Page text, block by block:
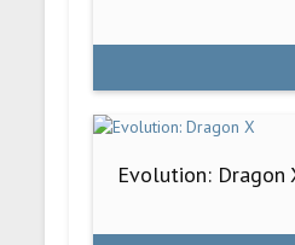
Evolution: Dragon